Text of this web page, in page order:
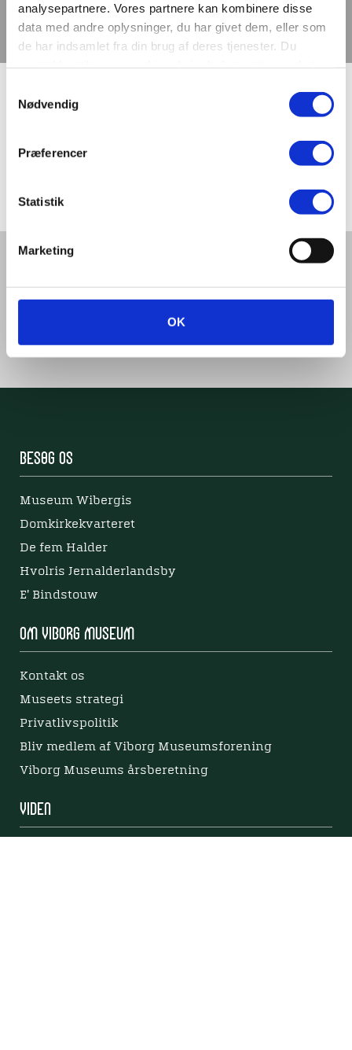
analysepartnere. Vores partnere kan kombinere disse
data med andre oplysninger, du har givet dem, eller som
de har indsamlet fra din brug af deres tjenester. Du
Nødvendig
Præferencer
Statistik
Marketing
OK
Erantisvej
Vejen ligger i Blomsterkvarteret, som skød op omkring
Del denne artikel med andre:
Besøg os
Museum Wibergis
Domkirkekvarteret
De fem Halder
Hvolris Jernalderlandsby
E' Bindstouw
Om Viborg Museum
Kontakt os
Museets strategi
Privatlivspolitik
Bliv medlem af Viborg Museumsforening
Viborg Museums årsberetning
Viden